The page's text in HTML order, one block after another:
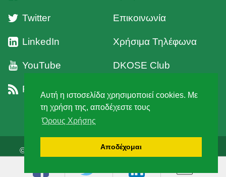
Αυτή η ιστοσελίδα χρησιμοποιεί cookies. Με
τη χρήση της, αποδέχεστε τους
Όρους Χρήσης
Αποδέχομαι
Twitter
LinkedIn
YouTube
RSS
Επικοινωνία
Χρήσιμα Τηλέφωνα
DKOSE Club
Όροι Χρήσης
© 2026 Δ' Κυνηγετική Ομοσπονδία Στερεάς Ελλάδος